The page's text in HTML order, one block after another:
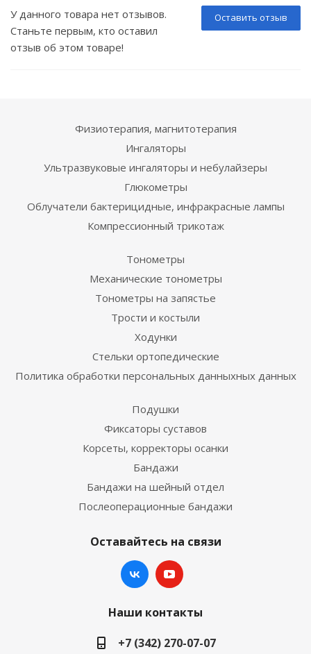
Оставить отзыв
У данного товара нет отзывов.
Станьте первым, кто оставил
отзыв об этом товаре!
Физиотерапия, магнитотерапия
Ингаляторы
Ультразвуковые ингаляторы и небулайзеры
Глюкометры
Облучатели бактерицидные, инфракрасные лампы
Компрессионный трикотаж
Тонометры
Механические тонометры
Тонометры на запястье
Трости и костыли
Ходунки
Стельки ортопедические
Политика обработки персональных данныхных данных
Подушки
Фиксаторы суставов
Корсеты, корректоры осанки
Бандажи
Бандажи на шейный отдел
Послеоперационные бандажи
Оставайтесь на связи
Наши контакты
+7 (342) 270-07-07